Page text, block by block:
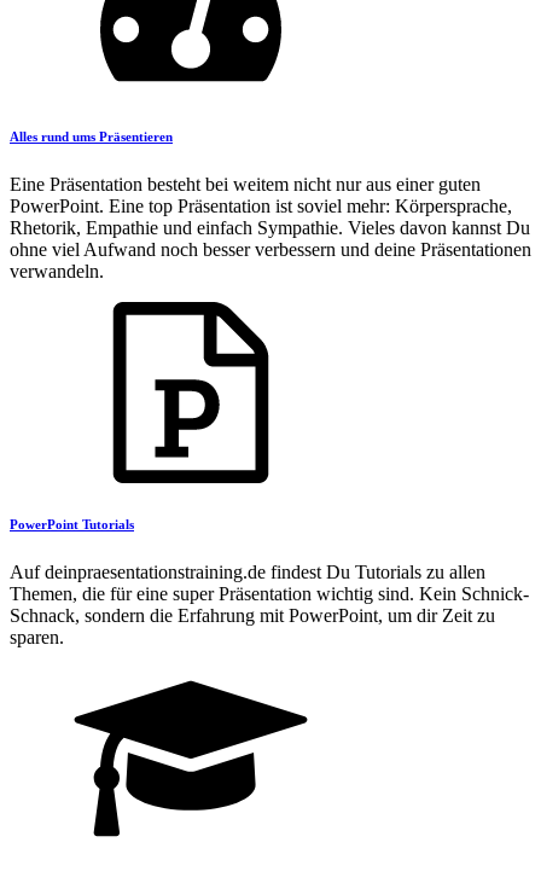
Alles rund ums Präsentieren
Eine Präsentation besteht bei weitem nicht nur aus einer guten
PowerPoint. Eine top Präsentation ist soviel mehr: Körpersprache,
Rhetorik, Empathie und einfach Sympathie. Vieles davon kannst Du
ohne viel Aufwand noch besser verbessern und deine Präsentationen
verwandeln.
PowerPoint Tutorials
Auf deinpraesentationstraining.de findest Du Tutorials zu allen
Themen, die für eine super Präsentation wichtig sind. Kein Schnick-
Schnack, sondern die Erfahrung mit PowerPoint, um dir Zeit zu
sparen.